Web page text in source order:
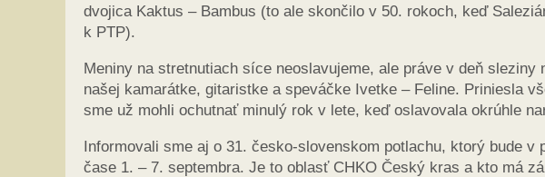
dvojica Kaktus – Bambus (to ale skončilo v 50. rokoch, keď
k PTP).
Meniny na stretnutiach síce neoslavujeme, ale práve v deň
našej kamarátke, gitaristke a speváčke Ivetke – Feline. Priniesla
sme už mohli ochutnať minulý rok v lete, keď oslavovala okrúhle
Informovali sme aj o 31. česko-slovenskom potlachu, ktorý bude v
čase 1. – 7. septembra. Je to oblasť CHKO Český kras a kto má